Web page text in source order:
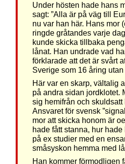
Under hösten hade hans
sagt: ”Alla är på väg till
nu var han här. Hans mor
ringde gråtandes varje
kunde skicka tillbaka
lånat. Han undrade vad
förklarade att det är svårt
Sverige som 16 åring
Här var en skarp, vältalig
på andra sidan jordklotet.
sig hemifrån och
Ansvaret för svensk
mor att skicka honom är
hade fått stanna, hur
på ex studier med en
småsyskon hemma med
Han kommer förmodligen